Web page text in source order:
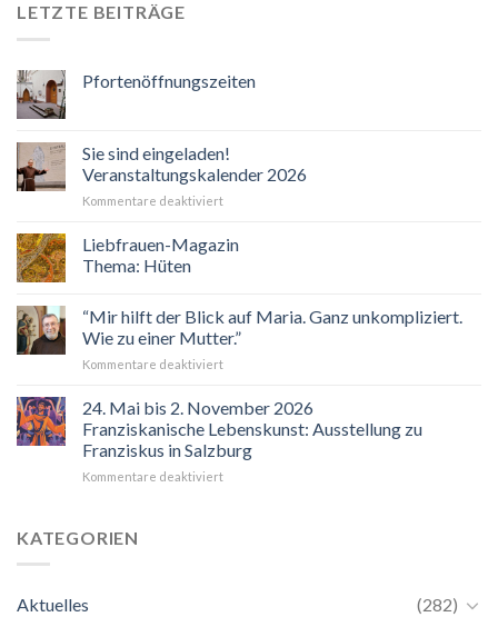
LETZTE BEITRÄGE
Pfortenöffnungszeiten
Sie sind eingeladen!
Veranstaltungskalender 2026
Kommentare deaktiviertfür
sind
eingeladen!
Liebfrauen-Magazin
Thema: Hüten
“Mir hilft der Blick auf Maria. Ganz unkompliziert.
Wie zu einer Mutter.”
Kommentare deaktiviertfür
hilft
der
Blick
auf
Maria.
24. Mai bis 2. November 2026
Franziskanische Lebenskunst: Ausstellung zu
Franziskus in Salzburg
Kommentare deaktiviertfür
KATEGORIEN
Aktuelles
(282)